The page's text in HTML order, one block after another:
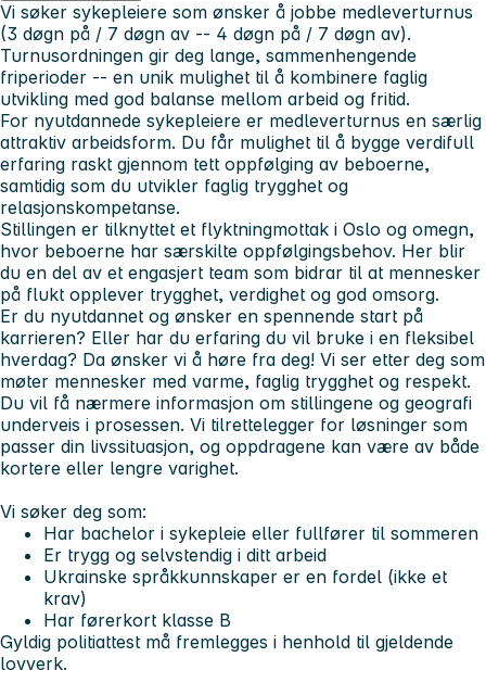
Vi søker sykepleiere som ønsker å jobbe medleverturnus
(3 døgn på / 7 døgn av -- 4 døgn på / 7 døgn av).
Turnusordningen gir deg lange, sammenhengende
friperioder -- en unik mulighet til å kombinere faglig
utvikling med god balanse mellom arbeid og fritid.
For nyutdannede sykepleiere er medleverturnus en særlig
attraktiv arbeidsform. Du får mulighet til å bygge verdifull
erfaring raskt gjennom tett oppfølging av beboerne,
samtidig som du utvikler faglig trygghet og
relasjonskompetanse.
Stillingen er tilknyttet et flyktningmottak i Oslo og omegn,
hvor beboerne har særskilte oppfølgingsbehov. Her blir
du en del av et engasjert team som bidrar til at mennesker
på flukt opplever trygghet, verdighet og god omsorg.
Er du nyutdannet og ønsker en spennende start på
karrieren? Eller har du erfaring du vil bruke i en fleksibel
hverdag? Da ønsker vi å høre fra deg! Vi ser etter deg som
møter mennesker med varme, faglig trygghet og respekt.
Du vil få nærmere informasjon om stillingene og geografi
underveis i prosessen. Vi tilrettelegger for løsninger som
passer din livssituasjon, og oppdragene kan være av både
kortere eller lengre varighet.
Vi søker deg som:
Har bachelor i sykepleie eller fullfører til sommeren
Er trygg og selvstendig i ditt arbeid
Ukrainske språkkunnskaper er en fordel (ikke et
krav)
Har førerkort klasse B
Gyldig politiattest må fremlegges i henhold til gjeldende
lovverk.